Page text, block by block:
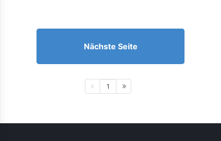
Nächste Seite
1